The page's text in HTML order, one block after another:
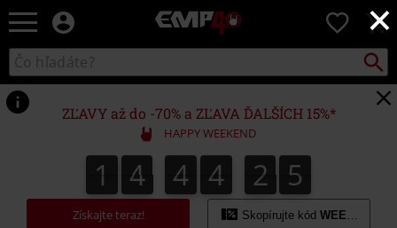
×
EMP
Hudba,
filmy
&
seriály,
Merch
pre
hráčov,
Alternatívna
móda
0
Katalóg
vyhľadávania
ZĽAVY až do -70% a ZĽAVA ĎALŠÍCH 15%*
HAPPY WEEKEND
1
1 4
4 4
4 4
4 2
2
2
2 3
4
3
5
4
Získajte teraz! Skopírujte kód WEEKEND